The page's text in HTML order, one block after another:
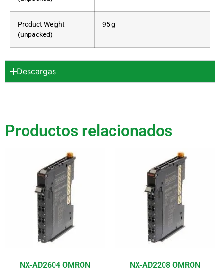
Product Weight
(unpacked)
95 g
Descargas
Productos relacionados
NX-AD2604 OMRON NX-AD2208 OMRON